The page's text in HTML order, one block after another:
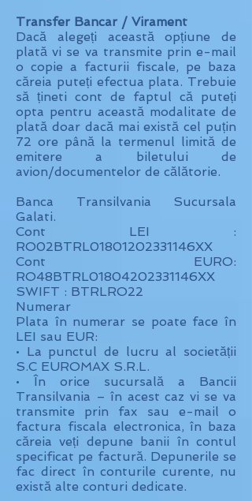
Transfer Bancar / Virament
Dacă alegeți această opțiune de
plată vi se va transmite prin e-mail
o copie a facturii fiscale, pe baza
căreia puteți efectua plata. Trebuie
să țineti cont de faptul că puteți
opta pentru această modalitate de
plată doar dacă mai există cel puțin
72 ore până la termenul limită de
emitere a biletului de
avion/documentelor de călătorie.
Banca Transilvania Sucursala
Galati.
Cont LEI :
RO02BTRL01801202331146XX
Cont EURO:
RO48BTRL01804202331146XX
SWIFT : BTRLRO22
Numerar
Plata în numerar se poate face în
LEI sau EUR:
• La punctul de lucru al societății
S.C EUROMAX S.R.L.
• În orice sucursală a Bancii
Transilvania – în acest caz vi se va
transmite prin fax sau e-mail o
factura fiscala electronica, în baza
căreia veți depune banii în contul
specificat pe factură. Depunerile se
fac direct în conturile curente, nu
există alte conturi dedicate.